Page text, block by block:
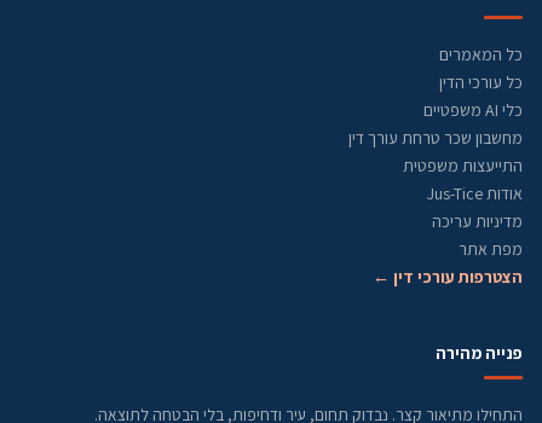
כל המאמרים
כל עורכי הדין
כלי AI משפטיים
מחשבון שכר טרחת עורך דין
התייעצות משפטית
אודות Jus-Tice
מדיניות עריכה
מפת אתר
הצטרפות עורכי דין ←
פנייה מהירה
התחילו מתיאור קצר. נבדוק תחום, עיר ודחיפות, בלי הבטחה לתוצאה.